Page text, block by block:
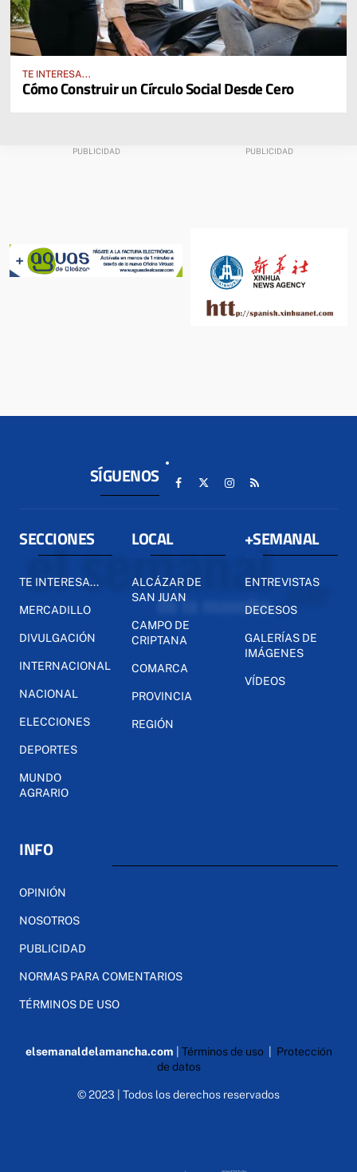
TE INTERESA...
Cómo Construir un Círculo Social Desde Cero
SÍGUENOS
SECCIONES
TE INTERESA...
MERCADILLO
DIVULGACIÓN
INTERNACIONAL
NACIONAL
ELECCIONES
DEPORTES
MUNDO
AGRARIO
LOCAL
ALCÁZAR DE
SAN JUAN
CAMPO DE
CRIPTANA
COMARCA
PROVINCIA
REGIÓN
+SEMANAL
ENTREVISTAS
DECESOS
GALERÍAS DE
IMÁGENES
VÍDEOS
INFO
OPINIÓN
NOSOTROS
PUBLICIDAD
NORMAS PARA COMENTARIOS
TÉRMINOS DE USO
elsemanaldelamancha.com Términos de uso| Protección
de datos
© 2023 | Todos los derechos reservados